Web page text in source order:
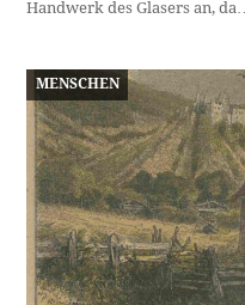
Handwerk des Glasers an, da…
MENSCHEN